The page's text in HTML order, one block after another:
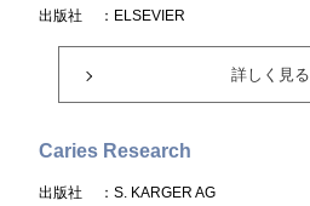
出版社 ：ELSEVIER
詳しく見る
Caries Research
出版社 ：S. KARGER AG